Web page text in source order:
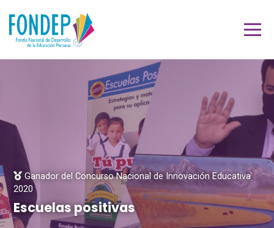
Ganador del Concurso Nacional de Innovación Educativa
2020
Escuelas positivas